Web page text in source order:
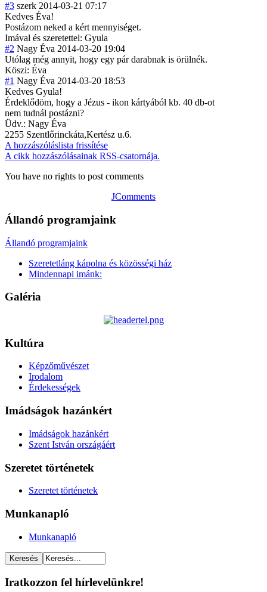
#3 szerk 2014-03-21 07:17
Kedves Éva!
Postázom neked a kért mennyiséget.
Imával és szeretettel: Gyula
#2 Nagy Éva 2014-03-20 19:04
Utólag még annyit, hogy egy pár darabnak is örülnék.
Köszi: Éva
#1 Nagy Éva 2014-03-20 18:53
Kedves Gyula!
Érdeklődöm, hogy a Jézus - ikon kártyából kb. 40 db-ot
nem tudnál postázni?
Üdv.: Nagy Éva
2255 Szentlőrinckáta,Kertész u.6.
A hozzászóláslista frissítése
A cikk hozzászólásainak RSS-csatornája.
You have no rights to post comments
JComments
Állandó programjaink
Állandó programjaink
Szeretetláng kápolna és közösségi ház
Mindennapi imánk:
Galéria
Kultúra
Képzőművészet
Irodalom
Érdekességek
Imádságok hazánkért
Imádságok hazánkért
Szent István országáért
Szeretet történetek
Szeretet történetek
Munkanapló
Munkanapló
Iratkozzon fel hírlevelünkre!